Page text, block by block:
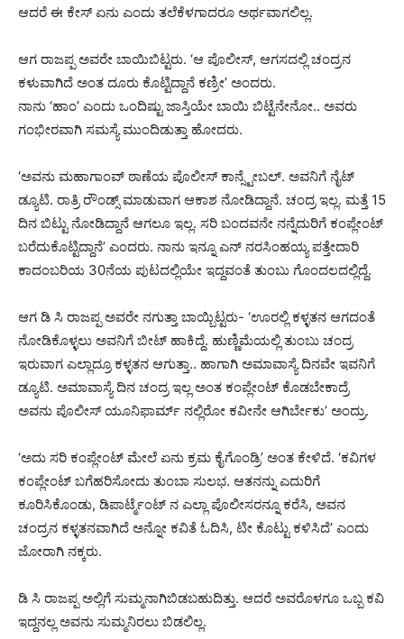
ಆದರೆ ಈ ಕೇಸ್ ಏನು ಎಂದು ತಲೆಕೆಳಗಾದರೂ ಅರ್ಥವಾಗಲಿಲ್ಲ.
ಆಗ ರಾಜಪ್ಪ ಅವರೇ ಬಾಯಿಬಿಟ್ಟರು. ‘ಆ ಪೊಲೀಸ್, ಆಗಸದಲ್ಲಿ ಚಂದ್ರನ
ಕಳುವಾಗಿದೆ ಅಂತ ದೂರು ಕೊಟ್ಟಿದ್ದಾನೆ ಕಣ್ರೀ’ ಅಂದರು.
ನಾನು ‘ಹಾಂ’ ಎಂದು ಒಂದಿಷ್ಟು ಜಾಸ್ತಿಯೇ ಬಾಯಿ ಬಿಟ್ಟೆನೇನೋ.. ಅವರು
ಗಂಭೀರವಾಗಿ ಸಮಸ್ಯೆ ಮುಂದಿಡುತ್ತಾ ಹೋದರು.
‘ಅವನು ಮಹಾಗಾಂವ್ ಠಾಣೆಯ ಪೊಲೀಸ್ ಕಾನ್ಸ್ಟೇಬಲ್. ಅವನಿಗೆ ನೈಟ್
ಡ್ಯೂಟಿ. ರಾತ್ರಿ ರೌಂಡ್ಸ್ ಮಾಡುವಾಗ ಆಕಾಶ ನೋಡಿದ್ದಾನೆ. ಚಂದ್ರ ಇಲ್ಲ. ಮತ್ತೆ 15
ದಿನ ಬಿಟ್ಟು ನೋಡಿದ್ದಾನೆ ಆಗಲೂ ಇಲ್ಲ. ಸರಿ ಬಂದವನೇ ನನ್ನೆದುರಿಗೆ ಕಂಪ್ಲೇಂಟ್
ಬರೆದುಕೊಟ್ಟಿದ್ದಾನೆ’ ಎಂದರು. ನಾನು ಇನ್ನೂ ಎನ್ ನರಸಿಂಹಯ್ಯ ಪತ್ತೇದಾರಿ
ಕಾದಂಬರಿಯ 30ನೆಯ ಪುಟದಲ್ಲಿಯೇ ಇದ್ದವಂತೆ ತುಂಬು ಗೊಂದಲದಲ್ಲಿದ್ದೆ.
ಆಗ ಡಿ ಸಿ ರಾಜಪ್ಪ ಅವರೇ ನಗುತ್ತಾ ಬಾಯ್ಬಿಟ್ಟರು- ‘ಊರಲ್ಲಿ ಕಳ್ಳತನ ಆಗದಂತೆ
ನೋಡಿಕೊಳ್ಳಲು ಅವನಿಗೆ ಬೀಟ್ ಹಾಕಿದ್ದೆ. ಹುಣ್ಣಿಮೆಯಲ್ಲಿ ತುಂಬು ಚಂದ್ರ
ಇರುವಾಗ ಎಲ್ಲಾದ್ರೂ ಕಳ್ಳತನ ಆಗುತ್ತಾ.. ಹಾಗಾಗಿ ಅಮಾವಾಸ್ಯೆ ದಿನವೇ ಇವನಿಗೆ
ಡ್ಯೂಟಿ. ಅಮಾವಾಸ್ಯೆ ದಿನ ಚಂದ್ರ ಇಲ್ಲ ಅಂತ ಕಂಪ್ಲೇಂಟ್ ಕೊಡಬೇಕಾದ್ರೆ
ಅವನು ಪೊಲೀಸ್ ಯೂನಿಫಾರ್ಮ್ ನಲ್ಲಿರೋ ಕವೀನೇ ಆಗಿರ್ಬೇಕು’ ಅಂದ್ರು.
‘ಅದು ಸರಿ ಕಂಪ್ಲೇಂಟ್ ಮೇಲೆ ಏನು ಕ್ರಮ ಕೈಗೊಂಡ್ರಿ’ ಅಂತ ಕೇಳಿದೆ. ‘ಕವಿಗಳ
ಕಂಪ್ಲೇಂಟ್ ಬಗೆಹರಿಸೋದು ತುಂಬಾ ಸುಲಭ. ಆತನನ್ನು ಎದುರಿಗೆ
ಕೂರಿಸಿಕೊಂಡು, ಡಿಪಾರ್ಟ್ಮೆಂಟ್ ನ ಎಲ್ಲಾ ಪೊಲೀಸರನ್ನೂ ಕರೆಸಿ, ಅವನ
ಚಂದ್ರನ ಕಳ್ಳತನವಾಗಿದೆ ಅನ್ನೋ ಕವಿತೆ ಓದಿಸಿ, ಟೀ ಕೊಟ್ಟು ಕಳಿಸಿದೆ’ ಎಂದು
ಜೋರಾಗಿ ನಕ್ಕರು.
ಡಿ ಸಿ ರಾಜಪ್ಪ ಅಲ್ಲಿಗೆ ಸುಮ್ಮನಾಗಿಬಿಡಬಹುದಿತ್ತು. ಆದರೆ ಅವರೊಳಗೂ ಒಬ್ಬ ಕವಿ
ಇದ್ದನಲ್ಲ ಅವನು ಸುಮ್ಮನಿರಲು ಬಿಡಲಿಲ್ಲ.